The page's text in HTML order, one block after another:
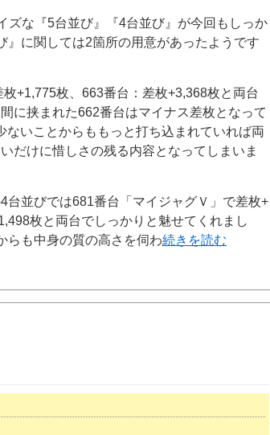
ズな『5台並び』『4台並び』が今回もしっか
』に関しては2箇所の用意があったようです
+1,775枚、663番台：差枚+3,368枚と両台
に挟まれた662番台はマイナス差枚となって
いことからももっと打ち込まれていれば両
だけに惜しさの残る内容となってしまいま
並びでは681番台「マイジャグＶ」で差枚+
枚と両台でしっかりと魅せてくれまし
らも中身の質の高さを伺わ続きを読む